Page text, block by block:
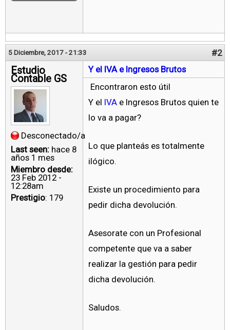
5 Diciembre, 2017 - 21:33 #2
Estudio
Contable GS
Desconectado/a
Last seen: hace 8
años 1 mes
Miembro desde:
23 Feb 2012 -
12:28am
Prestigio: 179
Y el IVA e Ingresos Brutos
Encontraron esto útil
Y el IVA e Ingresos Brutos quien te
lo va a pagar?
Lo que planteás es totalmente
ilógico.
Existe un procedimiento para
pedir dicha devolución.
Asesorate con un Profesional
competente que va a saber
realizar la gestión para pedir
dicha devolución.
Saludos.